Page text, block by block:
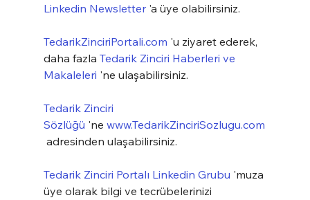
Linkedin Newsletter 'a üye olabilirsiniz.
TedarikZinciriPortali.com 'u ziyaret ederek,
daha fazla Tedarik Zinciri Haberleri ve
Makaleleri 'ne ulaşabilirsiniz.
Tedarik Zinciri
Sözlüğü 'ne www.TedarikZinciriSozlugu.com
adresinden ulaşabilirsiniz.
Tedarik Zinciri Portalı Linkedin Grubu 'muza
üye olarak bilgi ve tecrübelerinizi